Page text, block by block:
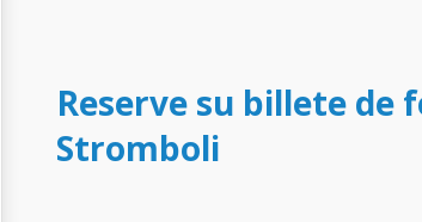
Reserve su billete de
Stromboli